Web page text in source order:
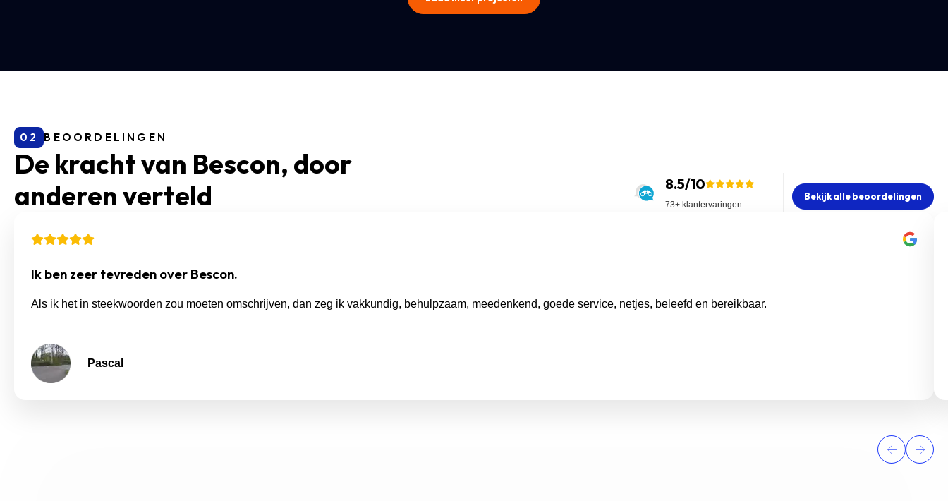
02 BEOORDELINGEN
De kracht van Bescon, door
anderen verteld
8.5/10
73+ klantervaringen
Bekijk alle beoordelingen
Ik ben zeer tevreden over Bescon.
Als ik het in steekwoorden zou moeten omschrijven, dan zeg ik vakkundig, behulpzaam, meedenkend, goede service, netjes, beleefd en bereikbaar.
Pascal